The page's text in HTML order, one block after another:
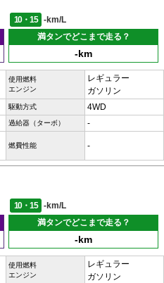
10・15
-km/L
満タンでどこまで走る？
-km
使用燃料
エンジン
レギュラー
ガソリン
駆動方式 4WD
過給器（ターボ） -
燃費性能 -
10・15
-km/L
満タンでどこまで走る？
-km
使用燃料
エンジン
レギュラー
ガソリン